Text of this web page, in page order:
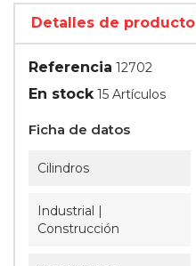
Detalles de producto
Referencia 12702
En stock 15 Artículos
Ficha de datos
Cilindros
Industrial |
Construcción